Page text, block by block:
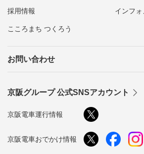
採用情報 インフ
こころまち つくろう
お問い合わせ
京阪グループ 公式SNSアカウント
京阪電車運行情報
京阪電車おでかけ情報